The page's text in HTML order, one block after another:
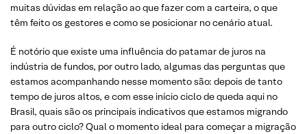
muitas dúvidas em relação ao que fazer com a carteira, o que
têm feito os gestores e como se posicionar no cenário atual.
É notório que existe uma influência do patamar de juros na
indústria de fundos, por outro lado, algumas das perguntas que
estamos acompanhando nesse momento são: depois de tanto
tempo de juros altos, e com esse início ciclo de queda aqui no
Brasil, quais são os principais indicativos que estamos migrando
para outro ciclo? Qual o momento ideal para começar a migração